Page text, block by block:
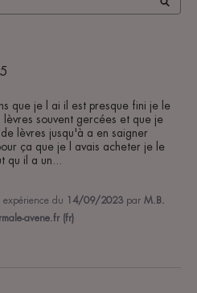
5
que je l ai il est presque fini je le
souvent gercées et que je
lèvres jusqu'à a en saigner
ça que je l avais acheter je le
qu il a un
expérience du 14/09/2023 par M.B.
avene.fr (fr)